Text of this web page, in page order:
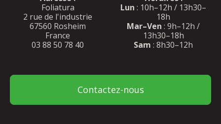
Foliatura
2 rue de l'industrie
67560 Rosheim
France
03 88 50 78 40
Lun : 10h–12h / 13h30–
18h
Mar–Ven : 9h–12h /
13h30–18h
Sam : 8h30–12h
Contactez-nous